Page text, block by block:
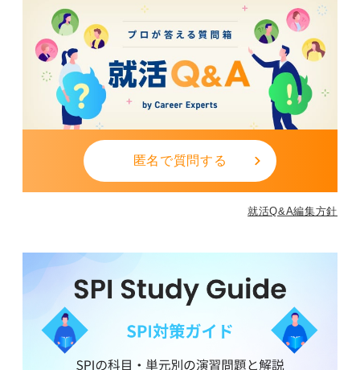
匿名で質問する
就活Q&A編集方針